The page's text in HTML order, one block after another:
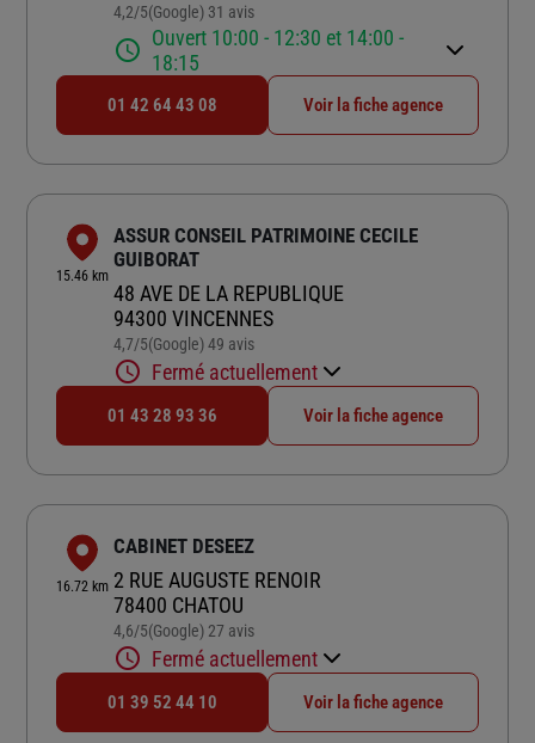
4,2/5Note de 4.2 sur 5
(Google) 31 avis
Ouvert 10:00 - 12:30 et 14:00 -
18:15
01 42 64 43 08 Voir la fiche agence
15.46 km
ASSUR CONSEIL PATRIMOINE CECILE
GUIBORAT
48 AVE DE LA REPUBLIQUE
94300 VINCENNES
4,7/5Note de 4.7 sur 5
(Google) 49 avis
Fermé actuellement
01 43 28 93 36 Voir la fiche agence
16.72 km
CABINET DESEEZ
2 RUE AUGUSTE RENOIR
78400 CHATOU
4,6/5Note de 4.6 sur 5
(Google) 27 avis
Fermé actuellement
01 39 52 44 10 Voir la fiche agence